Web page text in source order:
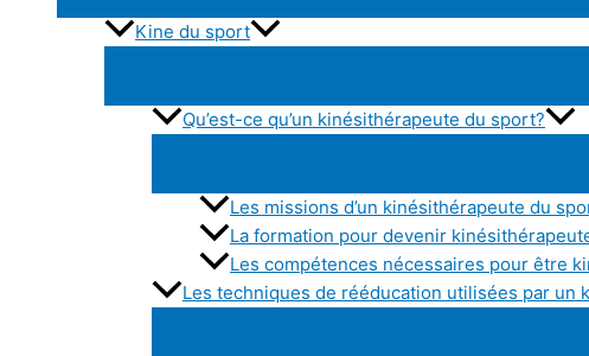
Kine du sport
Qu’est-ce qu’un kinésithérapeute du sport?
Les missions d’un kinésithérapeute du
La formation pour devenir
Les compétences nécessaires pour être
Les techniques de rééducation utilisées par un